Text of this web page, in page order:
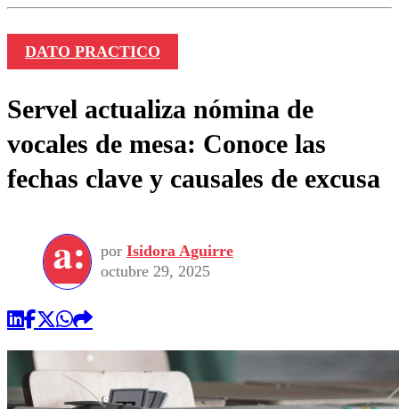
DATO PRACTICO
Servel actualiza nómina de
vocales de mesa: Conoce las
fechas clave y causales de excusa
por Isidora Aguirre
octubre 29, 2025